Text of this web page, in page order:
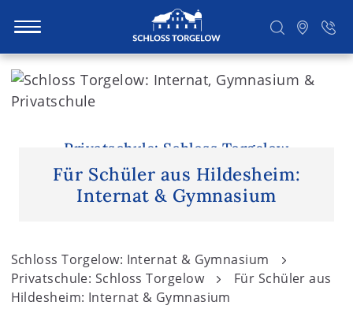
S
Privatschule: Schloss Torgelow
Für Schüler aus Hildesheim:
Internat & Gymnasium
Schloss Torgelow: Internat & Gymnasium
Privatschule: Schloss Torgelow
Für Schüler aus
Hildesheim: Internat & Gymnasium